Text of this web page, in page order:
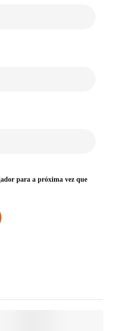
para a próxima vez que